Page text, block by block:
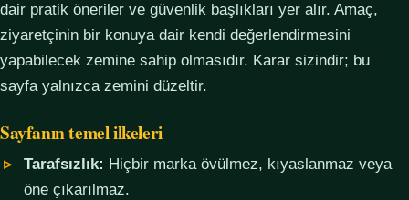
dair pratik öneriler ve güvenlik başlıkları yer alır. Amaç,
ziyaretçinin bir konuya dair kendi değerlendirmesini
yapabilecek zemine sahip olmasıdır. Karar sizindir; bu
sayfa yalnızca zemini düzeltir.
Sayfanın temel ilkeleri
Tarafsızlık: Hiçbir marka övülmez, kıyaslanmaz veya
öne çıkarılmaz.